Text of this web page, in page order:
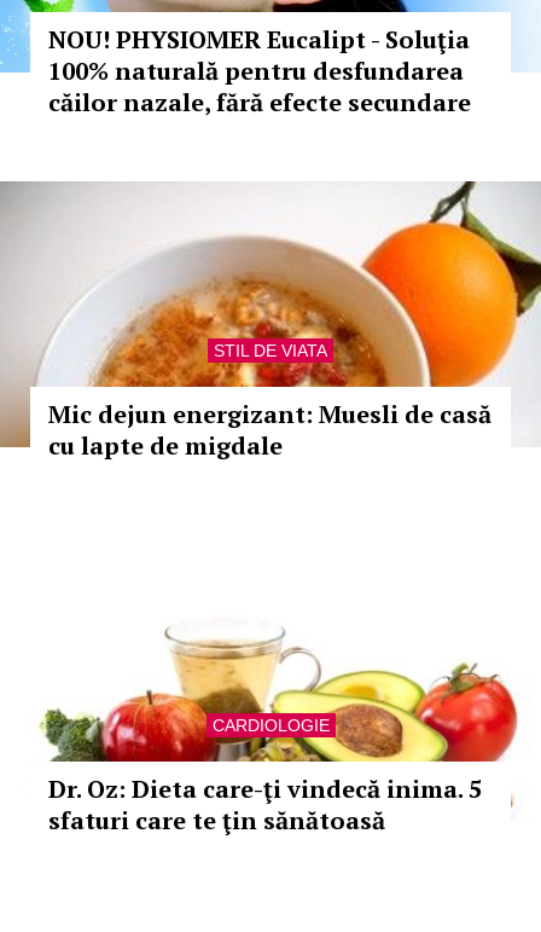
NOU! PHYSIOMER Eucalipt - Soluţia
100% naturală pentru desfundarea
căilor nazale, fără efecte secundare
STIL DE VIATA
Mic dejun energizant: Muesli de casă
cu lapte de migdale
CARDIOLOGIE
Dr. Oz: Dieta care-ţi vindecă inima. 5
sfaturi care te ţin sănătoasă